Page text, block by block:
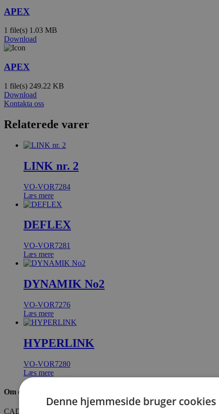
APEX
1 file(s) 1.03 MB
Download
APEX
1 file(s) 249.22 KB
Download
Kontakta oss
Relaterede varer
LINK nr. 2
VO-VOR7284
Læs mere
DEFLEX
VO-VOR7281
Læs mere
DYNAMIK No2
VO-VOR7276
Læs mere
HYPERLINK
VO-VOR7280
Læs mere
Om os
CADO er en professionel leverandør af vandleg, legepladser og
Denne hjemmeside bruger cookies